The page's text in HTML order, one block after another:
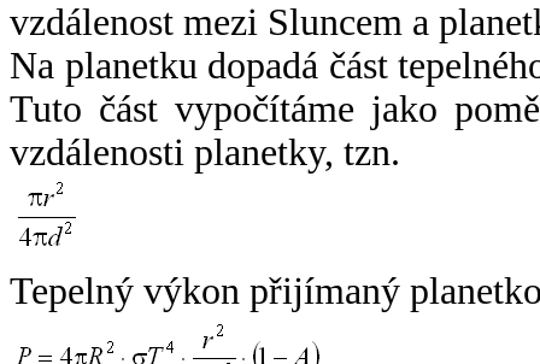
vzdálenost mezi Sluncem a
Na planetku dopadá část
Tuto část vypočítáme jako
vzdálenosti planetky, tzn.
Tepelný výkon přijímaný